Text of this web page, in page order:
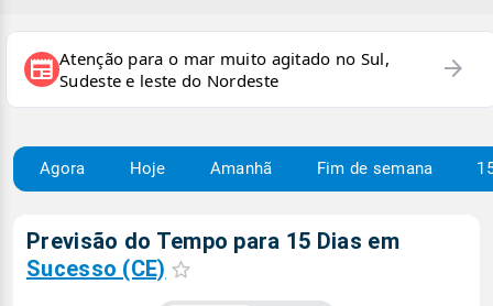
newspaper Atenção para o mar muito agitado no Sul,
Sudeste e leste do Nordeste
arrow_forward
Agora Hoje Amanhã Fim de semana
Previsão do Tempo para 15 Dias em
Sucesso (CE)